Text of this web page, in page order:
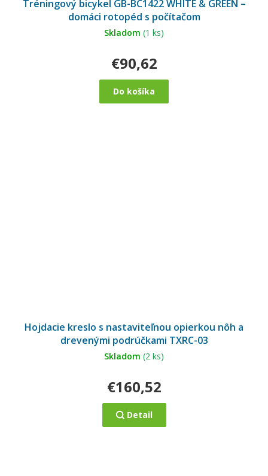
Tréningový bicykel GB-BC1422 WHITE & GREEN –
domáci rotopéd s počítačom
Skladom (1 ks)
€90,62
Do košíka
Hojdacie kreslo s nastaviteľnou opierkou nôh a
drevenými podrúčkami TXRC-03
Skladom (2 ks)
€160,52
Detail